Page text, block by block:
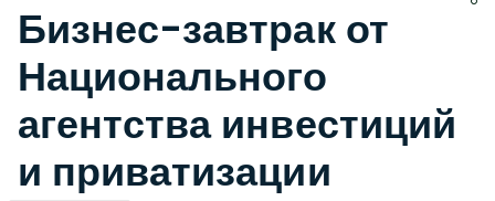
Бизнес-завтрак от
Национального
агентства инвестиций
и приватизации